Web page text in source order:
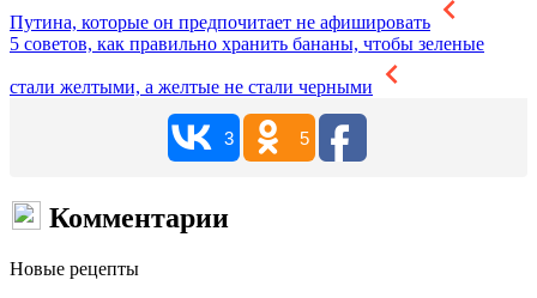
Путина, которые он предпочитает не афишировать
5 советов, как правильно хранить бананы, чтобы зеленые
стали желтыми, а желтые не стали черными
3 5
Комментарии
Новые рецепты